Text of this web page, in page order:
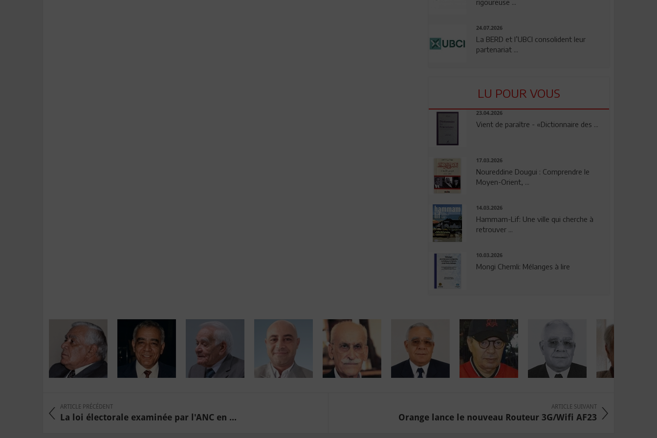
rigoureuse ...
24.07.2026
La BERD et l’UBCI consolident leur
partenariat ...
LU POUR VOUS
23.04.2026
Vient de paraître - «Dictionnaire des ...
17.03.2026
Noureddine Dougui : Comprendre le
Moyen-Orient, ...
14.03.2026
Hammam-Lif: Une ville qui cherche à
retrouver ...
10.03.2026
Mongi Chemli: Mélanges à lire
ARTICLE PRÉCÉDENT
La loi électorale examinée par l'ANC en ...
ARTICLE SUIVANT
Orange lance le nouveau Routeur 3G/Wifi AF23